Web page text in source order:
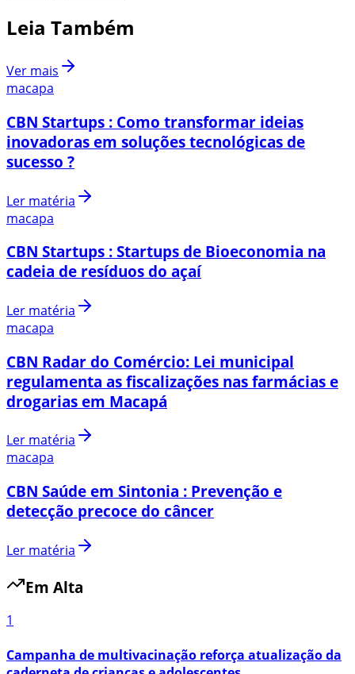
Leia Também
Ver mais
macapa
CBN Startups : Como transformar ideias
inovadoras em soluções tecnológicas de
sucesso ?
Ler matéria
macapa
CBN Startups : Startups de Bioeconomia na
cadeia de resíduos do açaí
Ler matéria
macapa
CBN Radar do Comércio: Lei municipal
regulamenta as fiscalizações nas farmácias e
drogarias em Macapá
Ler matéria
macapa
CBN Saúde em Sintonia : Prevenção e
detecção precoce do câncer
Ler matéria
Em Alta
1
Campanha de multivacinação reforça atualização da